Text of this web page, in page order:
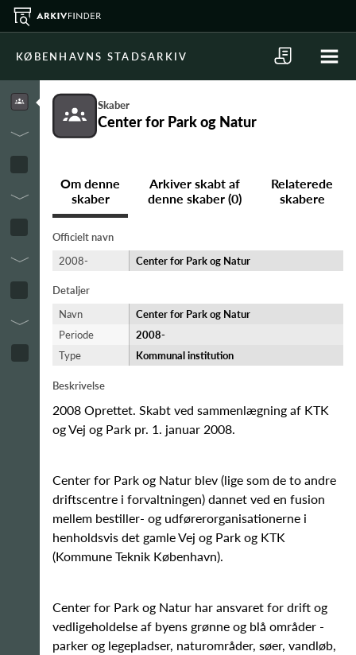
KØBENHAVNS STADSARKIV
Skaber
Center for Park og Natur
Om denne
skaber
Arkiver skabt af
denne skaber (0)
Relaterede
skabere
Officielt navn
2008-
Center for Park og Natur
Detaljer
Navn
Center for Park og Natur
Periode
2008-​
Type
Kommunal institution
Beskrivelse
2008 Oprettet. Skabt ved sammenlægning af KTK
og Vej og Park pr. 1. januar 2008.
Center for Park og Natur blev (lige som de to andre
driftscentre i forvaltningen) dannet ved en fusion
mellem bestiller- og udførerorganisationerne i
henholdsvis det gamle Vej og Park og KTK
(Kommune Teknik København).
Center for Park og Natur har ansvaret for drift og
vedligeholdelse af byens grønne og blå områder -
parker og legepladser, naturområder, søer, vandløb,